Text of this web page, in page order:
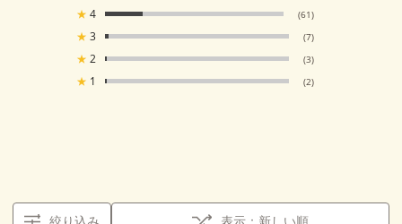
★ 4 (61)
★ 3 (7)
★ 2 (3)
★ 1 (2)